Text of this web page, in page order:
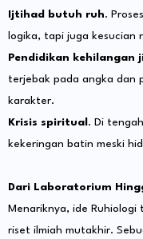
Ijtihad butuh ruh.
logika, tapi juga kesucian
Pendidikan kehilangan
terjebak pada angka dan
karakter.
Krisis spiritual . Di
kekeringan batin meski
Dari Laboratorium
Menariknya, ide
riset ilmiah mutakhir.